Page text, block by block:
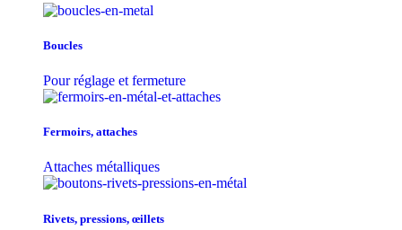
Boucles
Pour réglage et fermeture
Fermoirs, attaches
Attaches métalliques
Rivets, pressions, œillets